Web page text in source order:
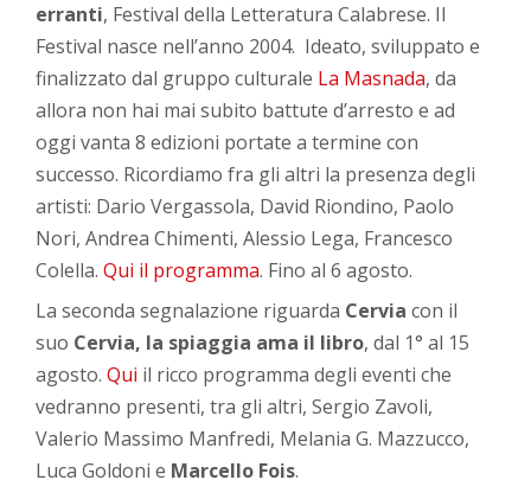
erranti, Festival della Letteratura Calabrese. Il
Festival nasce nell’anno 2004. Ideato, sviluppato e
finalizzato dal gruppo culturale La Masnada, da
allora non hai mai subito battute d’arresto e ad
oggi vanta 8 edizioni portate a termine con
successo. Ricordiamo fra gli altri la presenza degli
artisti: Dario Vergassola, David Riondino, Paolo
Nori, Andrea Chimenti, Alessio Lega, Francesco
Colella.Qui il programma. Fino al 6 agosto.
La seconda segnalazione riguarda Cervia con il
suo Cervia, la spiaggia ama il libro, dal 1° al 15
agosto.Qui il ricco programma degli eventi che
vedranno presenti, tra gli altri, Sergio Zavoli,
Valerio Massimo Manfredi, Melania G. Mazzucco,
Luca Goldoni e Marcello Fois.